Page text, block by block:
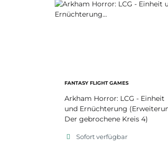
FANTASY FLIGHT GAMES
Arkham Horror: LCG - Einheit
und Ernüchterung
Der gebrochene Kreis 4)
Sofort verfügbar